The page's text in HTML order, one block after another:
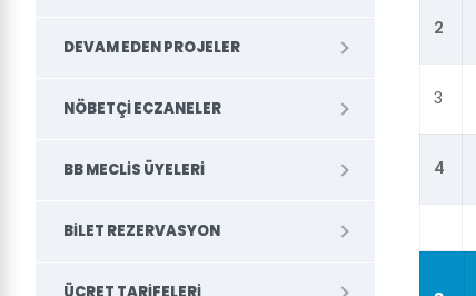
2
3
4
DEVAM EDEN PROJELER
NÖBETÇI ECZANELER
BB MECLIS ÜYELERI
BILET REZERVASYON